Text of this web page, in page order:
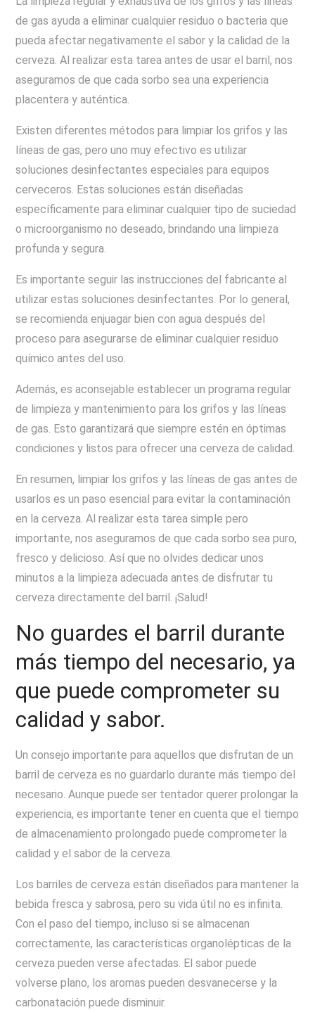
de gas ayuda a eliminar cualquier residuo o bacteria que
pueda afectar negativamente el sabor y la calidad de la
cerveza. Al realizar esta tarea antes de usar el barril, nos
aseguramos de que cada sorbo sea una experiencia
placentera y auténtica.
Existen diferentes métodos para limpiar los grifos y las
líneas de gas, pero uno muy efectivo es utilizar
soluciones desinfectantes especiales para equipos
cerveceros. Estas soluciones están diseñadas
específicamente para eliminar cualquier tipo de suciedad
o microorganismo no deseado, brindando una limpieza
profunda y segura.
Es importante seguir las instrucciones del fabricante al
utilizar estas soluciones desinfectantes. Por lo general,
se recomienda enjuagar bien con agua después del
proceso para asegurarse de eliminar cualquier residuo
químico antes del uso.
Además, es aconsejable establecer un programa regular
de limpieza y mantenimiento para los grifos y las líneas
de gas. Esto garantizará que siempre estén en óptimas
condiciones y listos para ofrecer una cerveza de calidad.
En resumen, limpiar los grifos y las líneas de gas antes de
usarlos es un paso esencial para evitar la contaminación
en la cerveza. Al realizar esta tarea simple pero
importante, nos aseguramos de que cada sorbo sea puro,
fresco y delicioso. Así que no olvides dedicar unos
minutos a la limpieza adecuada antes de disfrutar tu
cerveza directamente del barril. ¡Salud!
No guardes el barril durante
más tiempo del necesario, ya
que puede comprometer su
calidad y sabor.
Un consejo importante para aquellos que disfrutan de un
barril de cerveza es no guardarlo durante más tiempo del
necesario. Aunque puede ser tentador querer prolongar la
experiencia, es importante tener en cuenta que el tiempo
de almacenamiento prolongado puede comprometer la
calidad y el sabor de la cerveza.
Los barriles de cerveza están diseñados para mantener la
bebida fresca y sabrosa, pero su vida útil no es infinita.
Con el paso del tiempo, incluso si se almacenan
correctamente, las características organolépticas de la
cerveza pueden verse afectadas. El sabor puede
volverse plano, los aromas pueden desvanecerse y la
carbonatación puede disminuir.